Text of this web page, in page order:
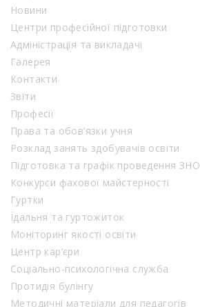
Новини
Центри професійної підготовки
Адміністрація та викладачі
Галерея
Контакти
Звіти
Професії
Права та обов’язки учня
Розклад занять здобувачів освіти
Підготовка та графік проведення ЗНО
Конкурси фахової майстерності
Гуртки
Їдальня та гуртожиток
Моніторинг якості освіти
Центр кар’єри
Соціально-психологічна служба
Протидія булінгу
Методичні матеріали для педагогів